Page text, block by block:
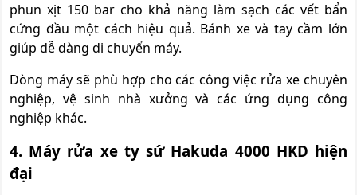
phun xịt 150 bar cho khả năng làm sạch các vết bẩn
cứng đầu một cách hiệu quả. Bánh xe và tay cầm lớn
giúp dễ dàng di chuyển máy.
Dòng máy sẽ phù hợp cho các công việc rửa xe chuyên
nghiệp, vệ sinh nhà xưởng và các ứng dụng công
nghiệp khác.
4. Máy rửa xe ty sứ Hakuda 4000 HKD hiện
đại